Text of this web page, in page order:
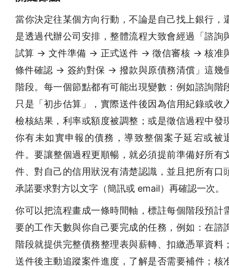
當你決定往某個方向行動，不論是自己找上銀行，
是透過代辦公司安排，整體流程大致會經過「諮詢
試算 → 文件準備 → 正式送件 → 徵信審核 → 核准
條件確認 → 簽約對保 → 撥款與原債務清償」這幾
階段。每一個節點都有可能出現變數：例如諮詢階
只是「初步估算」，實際送件後因為信用紀錄或收
檢核結果，利率或額度被調整；或是徵信過程中發
你有未如實申報的債務，導致整個案子延宕或被
件。要讓整個過程更順暢，就必須提前準備好所有
件、對自己的信用狀況有清楚認識，並且把所有口
承諾要求對方以文字（簡訊或 email）再確認一次。
你可以把流程畫成一條時間軸，標註每個階段預計
要的工作天數與你自己要完成的任務，例如：在諮
階段就提供完整債務整理表與薪轉、扣繳憑單資料
送件後主動追蹤案件進度，了解是否需要補件；核